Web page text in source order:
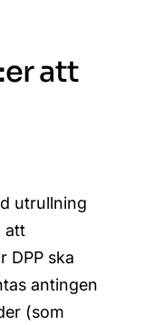
att
utrullning
att
DPP ska
antingen
(som